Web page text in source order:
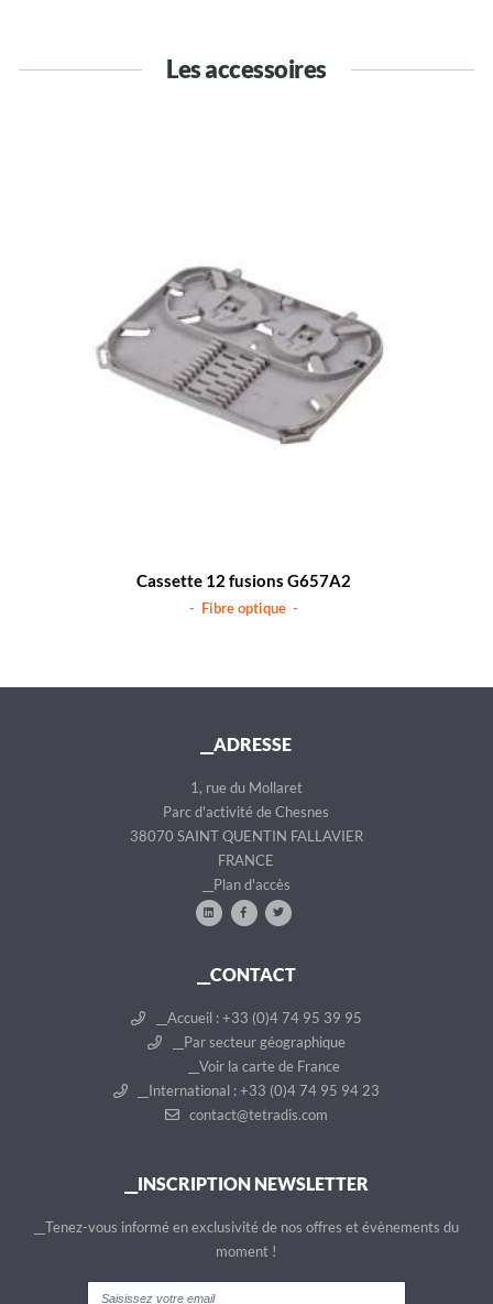
Les accessoires
Cassette 12 fusions G657A2
- Fibre optique -
__ADRESSE
1, rue du Mollaret
Parc d'activité de Chesnes
38070 SAINT QUENTIN FALLAVIER
FRANCE
__Plan d'accès
__CONTACT
__Accueil : +33 (0)4 74 95 39 95
__Par secteur géographique
__Voir la carte de France
__International : +33 (0)4 74 95 94 23
contact@tetradis.com
__INSCRIPTION NEWSLETTER
__Tenez-vous informé en exclusivité de nos offres et évènements du
moment !